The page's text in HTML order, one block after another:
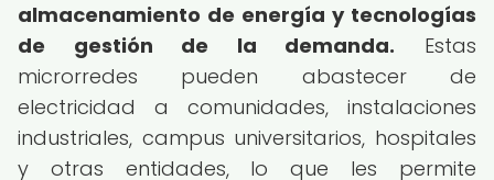
almacenamiento de energía y tecnologías
de gestión de la demanda. Estas
microrredes pueden abastecer de
electricidad a comunidades, instalaciones
industriales, campus universitarios, hospitales
y otras entidades, lo que les permite